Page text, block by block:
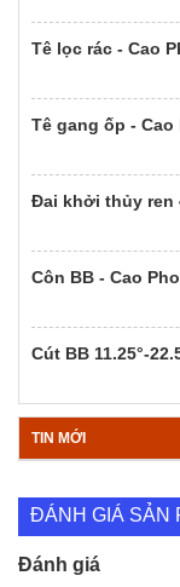
Tê lọc rác - Cao
Tê gang ốp - Cao
Đai khởi thủy ren
Côn BB - Cao
Cút BB 11.25°-
TIN MỚI
ĐÁNH GIÁ SẢN
Đánh giá